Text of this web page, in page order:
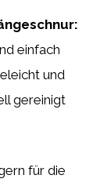
einfach
und
gereinigt
für die